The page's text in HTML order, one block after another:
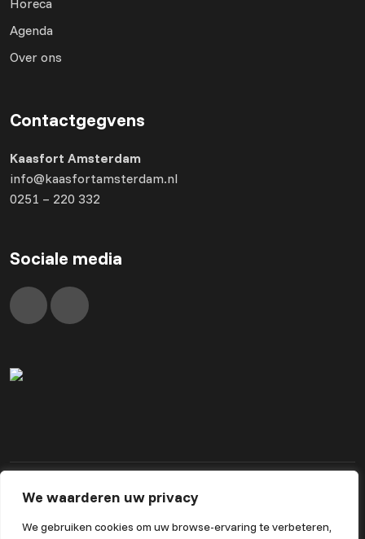
We waarderen uw privacy
We gebruiken cookies om uw browse-ervaring te verbeteren,
Agenda
Over ons
Contactgegvens
Kaasfort Amsterdam
info@kaasfortamsterdam.nl
0251 – 220 332
Sociale media
Powered by Nextcap